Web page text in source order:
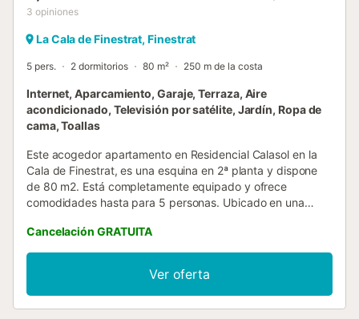
3 opiniones
La Cala de Finestrat, Finestrat
5 pers. 2 dormitorios 80 m² 250 m de la costa
Internet, Aparcamiento, Garaje, Terraza, Aire
acondicionado, Televisión por satélite, Jardín, Ropa de
cama, Toallas
Este acogedor apartamento en Residencial Calasol en la
Cala de Finestrat, es una esquina en 2ª planta y dispone
de 80 m2. Está completamente equipado y ofrece
comodidades hasta para 5 personas. Ubicado en una
lugar perfecto para unas vacaciones en la playa. Interior: 2
luminosos dormitorios y 1 baño con ducha Equipado con
lavadora, plancha y acceso a internet (wifi) de alta
velocidad. Aire acondicionado con bomba de calor para
mayor confort durante todo el año. Televisores en la sala
Cancelación GRATUITA
Ver oferta